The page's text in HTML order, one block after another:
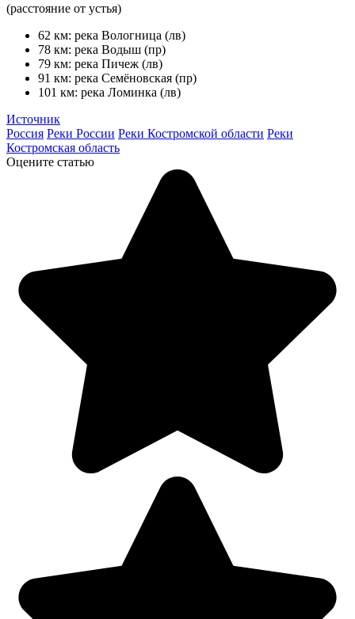
(расстояние от устья)
62 км: река Вологница (лв)
78 км: река Водыш (пр)
79 км: река Пичеж (лв)
91 км: река Семёновская (пр)
101 км: река Ломинка (лв)
Источник
Россия Реки России Реки Костромской области Реки
Костромская область
Оцените статью